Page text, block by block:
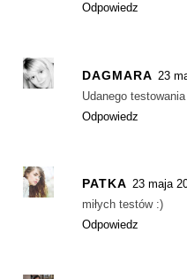
Odpowiedz
DAGMARA 23
Udanego
Odpowiedz
PATKA 23 maja
miłych testów :)
Odpowiedz